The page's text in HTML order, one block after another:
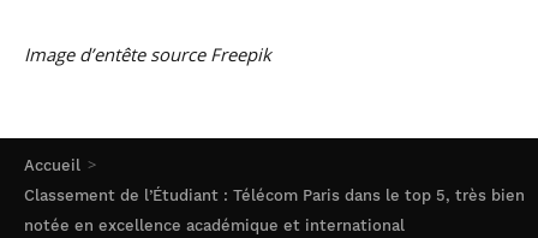
Accueil
Classement de l’Étudiant : Télécom Paris dans le top 5, très bien
notée en excellence académique et international
Image d’entête source Freepik